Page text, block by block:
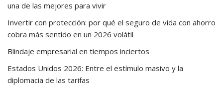
una de las mejores para vivir
Invertir con protección: por qué el seguro de vida con ahorro
cobra más sentido en un 2026 volátil
Blindaje empresarial en tiempos inciertos
Estados Unidos 2026: Entre el estímulo masivo y la
diplomacia de las tarifas